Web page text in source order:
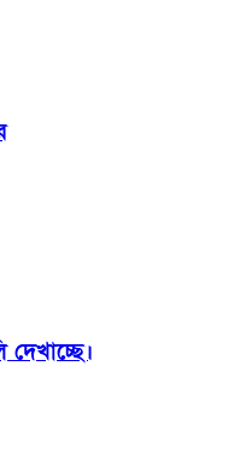
দেখাচ্ছে।